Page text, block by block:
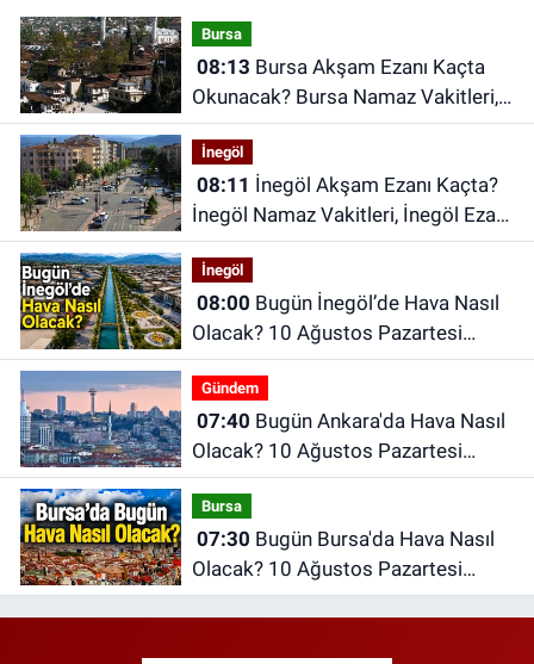
Bursa
08:13
Okunacak? Bursa Namaz Vakitleri,
Bursa Ezan Saatleri | 10 Ağustos
2026 Pazartesi
İnegöl
08:11
İnegöl Namaz Vakitleri, İnegöl Ezan
Saatleri | 10 Ağustos 2026
Pazartesi
İnegöl
08:00
Olacak? 10 Ağustos Pazartesi
İnegöl Hava Durumu
Gündem
07:40
Olacak? 10 Ağustos Pazartesi
Ankara Hava Durumu
Bursa
07:30
Olacak? 10 Ağustos Pazartesi
İnegöl Hava Durumu